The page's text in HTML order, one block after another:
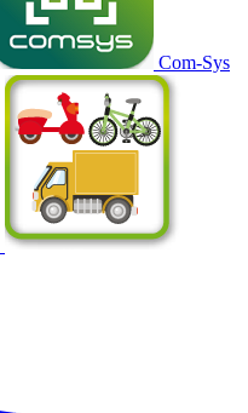
Com-Sys